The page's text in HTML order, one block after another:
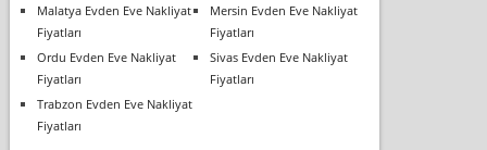
Malatya Evden Eve Nakliyat
Fiyatları
Mersin Evden Eve Nakliyat
Fiyatları
Ordu Evden Eve Nakliyat
Fiyatları
Sivas Evden Eve Nakliyat
Fiyatları
Trabzon Evden Eve Nakliyat
Fiyatları